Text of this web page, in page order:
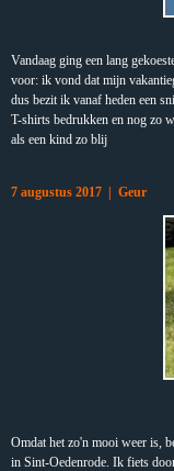
Vandaag ging een lang
voor: ik vond dat mijn
dus bezit ik vanaf heden een
T-shirts bedrukken en nog zo
als een kind zo blij
7 augustus 2017 | Geur
Omdat het zo'n mooi weer is,
in Sint-Oedenrode. Ik fiets